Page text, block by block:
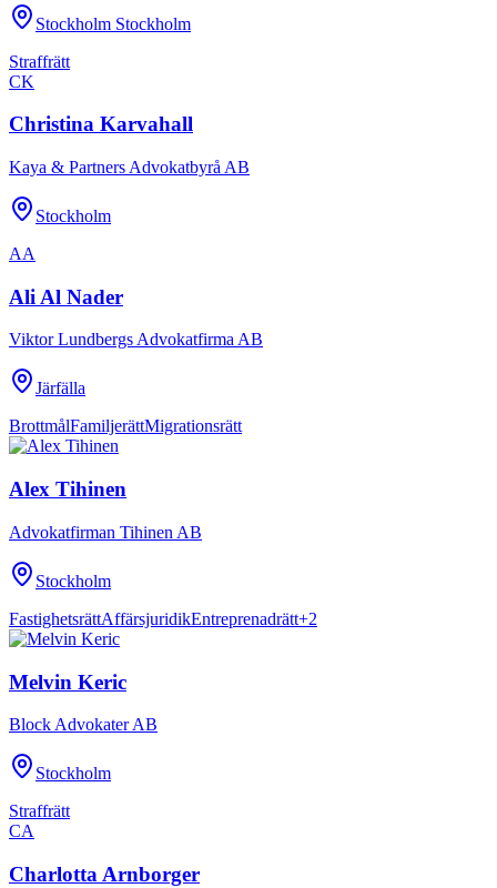
Stockholm Stockholm
Straffrätt
CK
Christina Karvahall
Kaya & Partners Advokatbyrå AB
Stockholm
AA
Ali Al Nader
Viktor Lundbergs Advokatfirma AB
Järfälla
BrottmålFamiljerättMigrationsrätt
Alex Tihinen
Advokatfirman Tihinen AB
Stockholm
FastighetsrättAffärsjuridikEntreprenadrätt+2
Melvin Keric
Block Advokater AB
Stockholm
Straffrätt
CA
Charlotta Arnborger